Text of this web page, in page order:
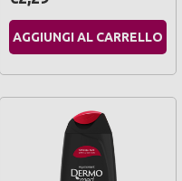
AGGIUNGI AL CARRELLO